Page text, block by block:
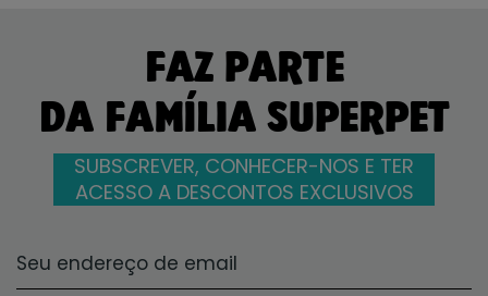
FAZ PARTE
DA FAMÍLIA SUPERPET
SUBSCREVER, CONHECER-NOS E TER
ACESSO A DESCONTOS EXCLUSIVOS